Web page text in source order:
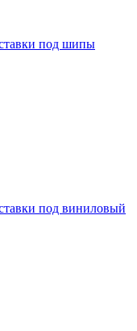
под шипы
под виниловый